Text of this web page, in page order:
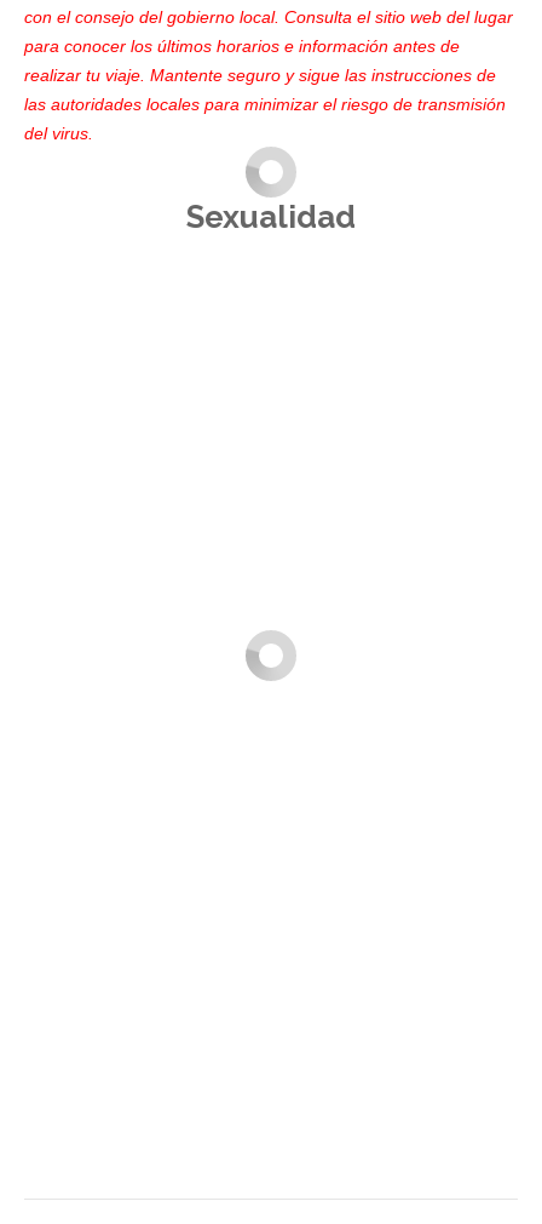
con el consejo del gobierno local. Consulta el sitio web del lugar
para conocer los últimos horarios e información antes de
realizar tu viaje. Mantente seguro y sigue las instrucciones de
las autoridades locales para minimizar el riesgo de transmisión
del virus.
Sexualidad